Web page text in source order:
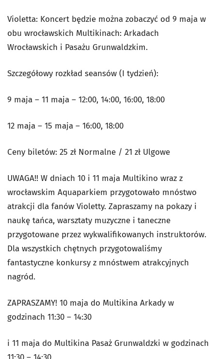
Violetta: Koncert będzie można zobaczyć od 9 maja w
obu wrocławskich Multikinach: Arkadach
Wrocławskich i Pasażu Grunwaldzkim.
Szczegółowy rozkład seansów (I tydzień):
9 maja – 11 maja – 12:00, 14:00, 16:00, 18:00
12 maja – 15 maja – 16:00, 18:00
Ceny biletów: 25 zł Normalne / 21 zł Ulgowe
UWAGA!! W dniach 10 i 11 maja Multikino wraz z
wrocławskim Aquaparkiem przygotowało mnóstwo
atrakcji dla fanów Violetty. Zapraszamy na pokazy i
naukę tańca, warsztaty muzyczne i taneczne
przygotowane przez wykwalifikowanych instruktorów.
Dla wszystkich chętnych przygotowaliśmy
fantastyczne konkursy z mnóstwem atrakcyjnych
nagród.
ZAPRASZAMY! 10 maja do Multikina Arkady w
godzinach 11:30 – 14:30
i 11 maja do Multikina Pasaż Grunwaldzki w godzinach